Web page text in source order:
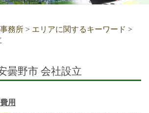
務所 > エリアに関するキーワード >
曇野市 会社設立
用